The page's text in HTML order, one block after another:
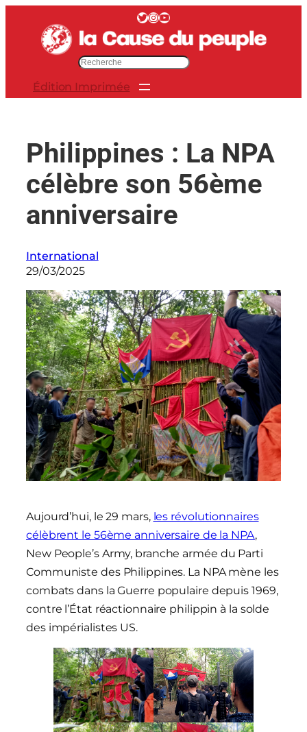
contenu
Twitter InstagramYouTube
e
Édition Imprimée
Philippines : La NPA
célèbre son 56ème
anniversaire
International
29/03/2025
Aujourd’hui, le 29 mars, les révolutionnaires
célèbrent le 56ème anniversaire de la NPA,
New People’s Army, branche armée du Parti
Communiste des Philippines. La NPA mène les
combats dans la Guerre populaire depuis 1969,
contre l’État réactionnaire philippin à la solde
des impérialistes US.